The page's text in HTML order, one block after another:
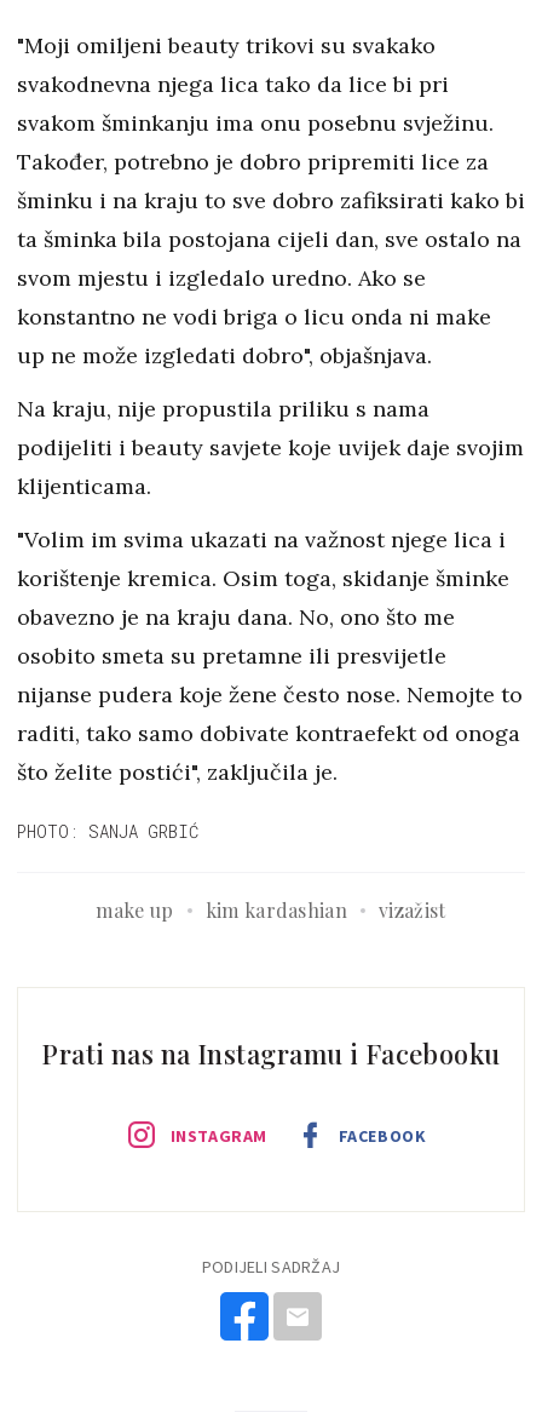
"Moji omiljeni beauty trikovi su svakako
svakodnevna njega lica tako da lice bi pri
svakom šminkanju ima onu posebnu svježinu.
Također, potrebno je dobro pripremiti lice za
šminku i na kraju to sve dobro zafiksirati kako bi
ta šminka bila postojana cijeli dan, sve ostalo na
svom mjestu i izgledalo uredno. Ako se
konstantno ne vodi briga o licu onda ni make
up ne može izgledati dobro", objašnjava.
Na kraju, nije propustila priliku s nama
podijeliti i beauty savjete koje uvijek daje svojim
klijenticama.
"Volim im svima ukazati na važnost njege lica i
korištenje kremica. Osim toga, skidanje šminke
obavezno je na kraju dana. No, ono što me
osobito smeta su pretamne ili presvijetle
nijanse pudera koje žene često nose. Nemojte to
raditi, tako samo dobivate kontraefekt od onoga
što želite postići", zaključila je.
PHOTO: SANJA GRBIĆ
make up kim kardashian vizažist
Prati nas na Instagramu i Facebooku
INSTAGRAM FACEBOOK
PODIJELI SADRŽAJ